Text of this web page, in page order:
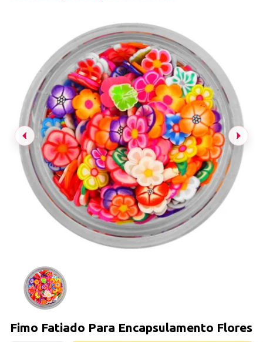
Fimo Fatiado Para Encapsulamento Flores